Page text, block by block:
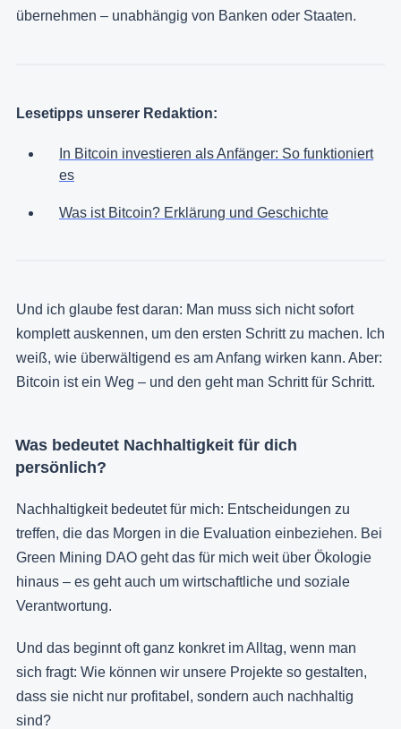
übernehmen – unabhängig von Banken oder Staaten.
Lesetipps unserer Redaktion:
In Bitcoin investieren als Anfänger: So funktioniert
es
Was ist Bitcoin? Erklärung und Geschichte
Und ich glaube fest daran: Man muss sich nicht sofort
komplett auskennen, um den ersten Schritt zu machen. Ich
weiß, wie überwältigend es am Anfang wirken kann. Aber:
Bitcoin ist ein Weg – und den geht man Schritt für Schritt.
Was bedeutet Nachhaltigkeit für dich
persönlich?
Nachhaltigkeit bedeutet für mich: Entscheidungen zu
treffen, die das Morgen in die Evaluation einbeziehen. Bei
Green Mining DAO geht das für mich weit über Ökologie
hinaus – es geht auch um wirtschaftliche und soziale
Verantwortung.
Und das beginnt oft ganz konkret im Alltag, wenn man
sich fragt: Wie können wir unsere Projekte so gestalten,
dass sie nicht nur profitabel, sondern auch nachhaltig
sind?